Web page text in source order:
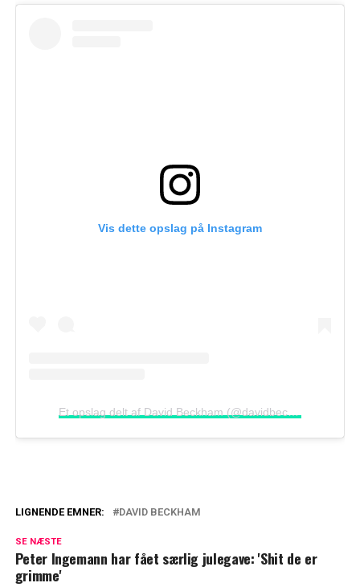
Vis dette opslag på Instagram
aften hver dag i 25 år
LIGNENDE EMNER: DAVID BECKHAM
SE NÆSTE
Peter Ingemann har fået særlig julegave: 'Shit de er
grimme'